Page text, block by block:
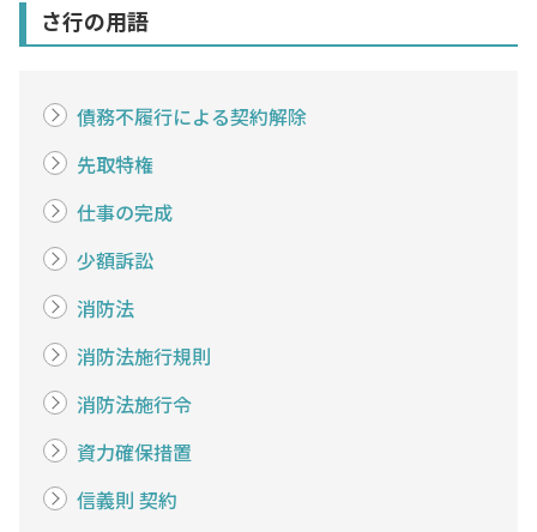
さ行の用語
債務不履行による契約解除
先取特権
仕事の完成
少額訴訟
消防法
消防法施行規則
消防法施行令
資力確保措置
信義則 契約